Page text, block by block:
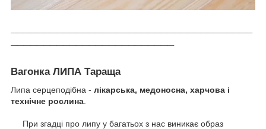
Вагонка ЛИПА Тараща
Липа серцеподібна - лікарська, медоносна, харчова і
технічне рослина
При згадці про липу у багатьох з нас виникає образ